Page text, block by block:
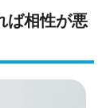
ば相性が悪